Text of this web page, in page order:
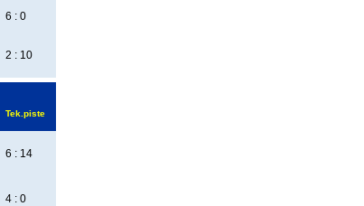
6 : 0
2 : 10
Tek.piste
6 : 14
4 : 0